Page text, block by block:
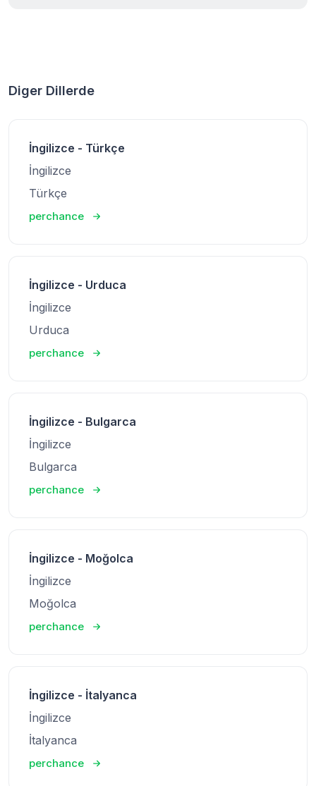
Diger Dillerde
İngilizce - Türkçe
İngilizce
Türkçe
perchance
İngilizce - Urduca
İngilizce
Urduca
perchance
İngilizce - Bulgarca
İngilizce
Bulgarca
perchance
İngilizce - Moğolca
İngilizce
Moğolca
perchance
İngilizce - İtalyanca
İngilizce
İtalyanca
perchance